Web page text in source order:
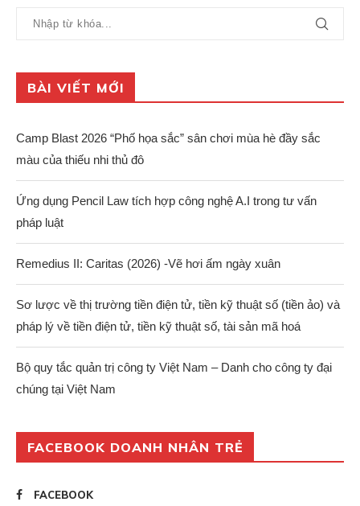
BÀI VIẾT MỚI
Camp Blast 2026 “Phố họa sắc” sân chơi mùa hè đầy sắc
màu của thiếu nhi thủ đô
Ứng dụng Pencil Law tích hợp công nghệ A.I trong tư vấn
pháp luật
Remedius II: Caritas (2026) -Vẽ hơi ấm ngày xuân
Sơ lược về thị trường tiền điện tử, tiền kỹ thuật số (tiền ảo) và
pháp lý về tiền điện tử, tiền kỹ thuật số, tài sản mã hoá
Bộ quy tắc quản trị công ty Việt Nam – Danh cho công ty đại
chúng tại Việt Nam
FACEBOOK DOANH NHÂN TRẺ
FACEBOOK